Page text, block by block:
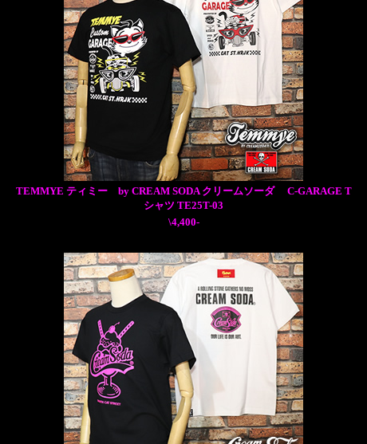
TEMMYE ティミー by CREAM SODA クリームソーダ C-GARAGE T
シャツ TE25T-03
\4,400-